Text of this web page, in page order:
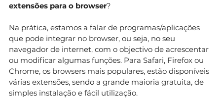
extensões para o browser?
Na prática, estamos a falar de programas/aplicações
que pode integrar no browser, ou seja, no seu
navegador de internet, com o objectivo de acrescentar
ou modificar algumas funções. Para Safari, Firefox ou
Chrome, os browsers mais populares, estão disponíveis
várias extensões, sendo a grande maioria gratuita, de
simples instalação e fácil utilização.